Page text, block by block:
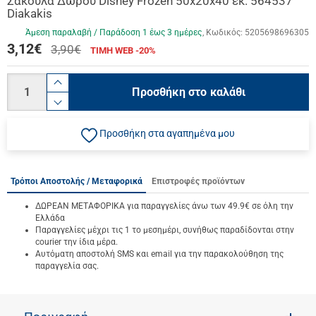
Diakakis
Άμεση παραλαβή / Παράδoση 1 έως 3 ημέρες Κωδικός: 5205698696305
3,12€ 3,90€ ΤΙΜΗ WEB -20%
product.increase.quantity
product.decrease.quantity
Προσθήκη στο καλάθι
Προσθήκη στα αγαπημένα μου
Τρόποι Αποστολής / Μεταφορικά Επιστροφές προϊόντων
ΔΩΡΕΑΝ ΜΕΤΑΦΟΡΙΚΑ για παραγγελίες άνω των 49.9€ σε όλη την
Ελλάδα
Παραγγελίες μέχρι τις 1 το μεσημέρι, συνήθως παραδίδονται στην
courier την ίδια μέρα.
Αυτόματη αποστολή SMS και email για την παρακολούθηση της
παραγγελία σας.